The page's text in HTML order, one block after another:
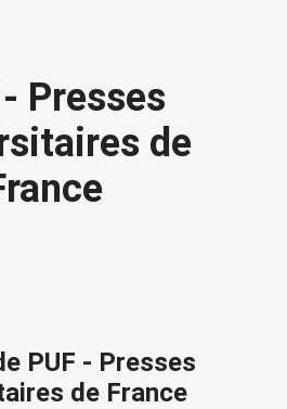
Presses
de
PUF - Presses
de France